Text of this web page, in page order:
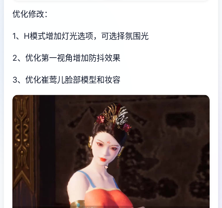
优化修改：
1、H模式增加灯光选项，可选择氛围光
2、优化第一视角增加防抖效果
3、优化崔莺儿脸部模型和妆容